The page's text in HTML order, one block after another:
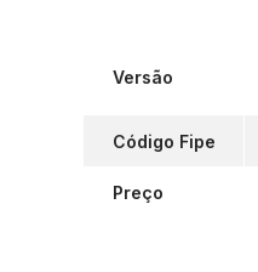
Versão
Código Fipe
Preço